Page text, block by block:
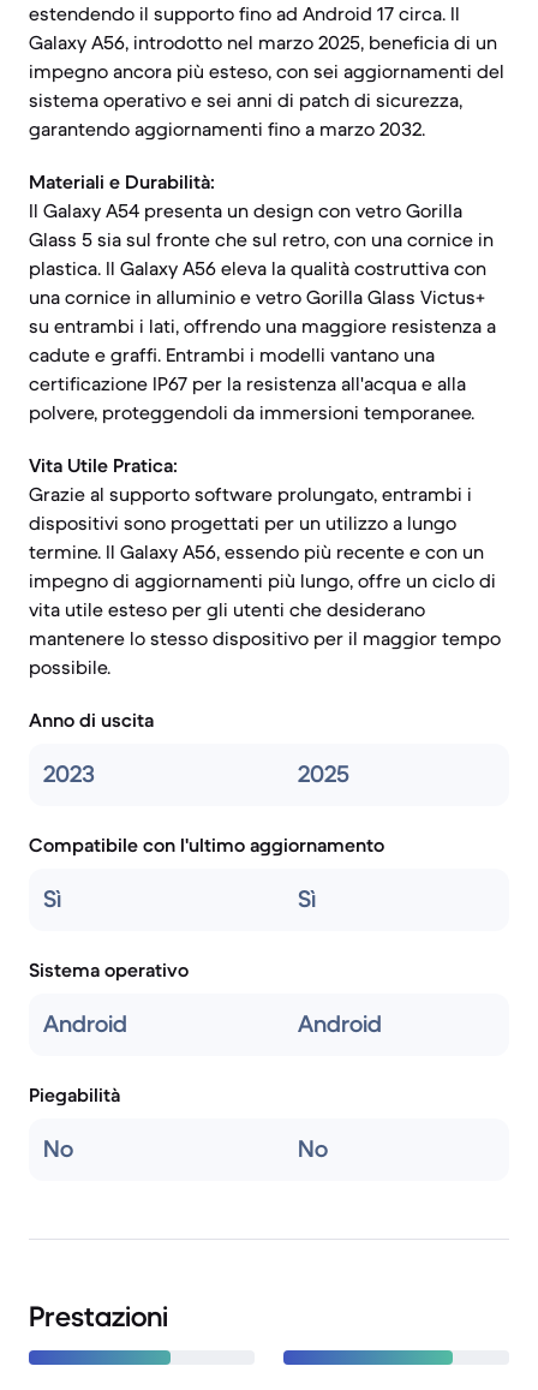
estendendo il supporto fino ad Android 17 circa. Il
Galaxy A56, introdotto nel marzo 2025, beneficia di un
impegno ancora più esteso, con sei aggiornamenti del
sistema operativo e sei anni di patch di sicurezza,
garantendo aggiornamenti fino a marzo 2032.
Materiali e Durabilità:
Il Galaxy A54 presenta un design con vetro Gorilla
Glass 5 sia sul fronte che sul retro, con una cornice in
plastica. Il Galaxy A56 eleva la qualità costruttiva con
una cornice in alluminio e vetro Gorilla Glass Victus+
su entrambi i lati, offrendo una maggiore resistenza a
cadute e graffi. Entrambi i modelli vantano una
certificazione IP67 per la resistenza all'acqua e alla
polvere, proteggendoli da immersioni temporanee.
Vita Utile Pratica:
Grazie al supporto software prolungato, entrambi i
dispositivi sono progettati per un utilizzo a lungo
termine. Il Galaxy A56, essendo più recente e con un
impegno di aggiornamenti più lungo, offre un ciclo di
vita utile esteso per gli utenti che desiderano
mantenere lo stesso dispositivo per il maggior tempo
possibile.
Anno di uscita
2023 2025
Compatibile con l'ultimo aggiornamento
Sì Sì
Sistema operativo
Android Android
Piegabilità
No No
Prestazioni